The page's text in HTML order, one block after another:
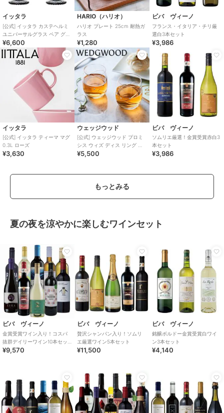
イッタラ
[公式] イッタラ カステヘルミ
ユニバーサルグラス ペア グレ
ー
¥6,600
HARIO（ハリオ）
ハリオ プレート 25cm 耐熱ガ
ラス
¥1,280
ビバ ヴィーノ
フランス・イタリア・チリ厳
選白3本セット
¥3,986
イッタラ
[公式] イッタラ ティーマ マグ
0.3L ローズ
¥3,630
ウェッジウッド
[公式] ウェッジウッド プロミ
シス ウィズ ディス リング タ
ンブラー ペア
¥5,500
ビバ ヴィーノ
ソムリエ厳選！金賞受賞赤白3
本セット
¥3,986
もっとみる
夏の夜を涼やかに楽しむワインセット
ビバ ヴィーノ
金賞受賞ワイン入り！コスパ
抜群デイリーワイン10本セッ
ト
¥9,570
ビバ ヴィーノ
贅沢シャンパン入り！ソムリ
エ厳選ワイン5本セット
¥11,500
ビバ ヴィーノ
銘醸ボルドー金賞受賞白ワイ
ン3本セット
¥4,140